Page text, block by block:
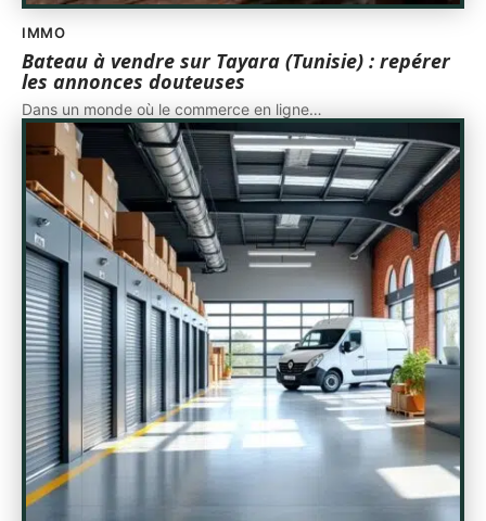
IMMO
Bateau à vendre sur Tayara (Tunisie) : repérer
les annonces douteuses
Dans un monde où le commerce en ligne…